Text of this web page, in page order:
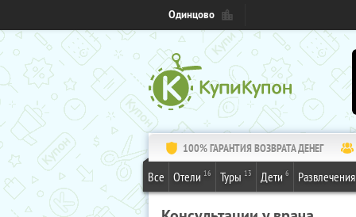
Одинцово
100% ГАРАНТИЯ ВОЗВРАТА ДЕНЕГ
Все Отели 16 Туры 13 Дети 6 Развлечения